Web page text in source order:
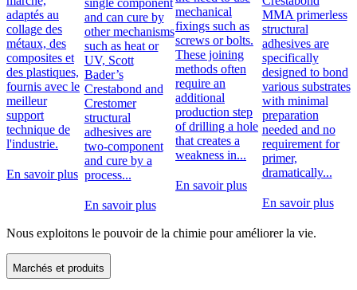
adaptés au
collage des
métaux, des
composites et
des plastiques,
fournis avec le
meilleur
support
technique de
l'industrie.
En savoir plus
single component
and can cure by
other mechanisms
such as heat or
UV, Scott
Bader’s
Crestabond and
Crestomer
structural
adhesives are
two-component
and cure by a
process...
En savoir plus
mechanical
fixings such as
screws or bolts.
These joining
methods often
require an
additional
production step
of drilling a hole
that creates a
weakness in...
En savoir plus
MMA primerless
structural
adhesives are
specifically
designed to bond
various substrates
with minimal
preparation
needed and no
requirement for
primer,
dramatically...
En savoir plus
Nous exploitons le pouvoir de la chimie pour améliorer la vie.
Marchés et produits